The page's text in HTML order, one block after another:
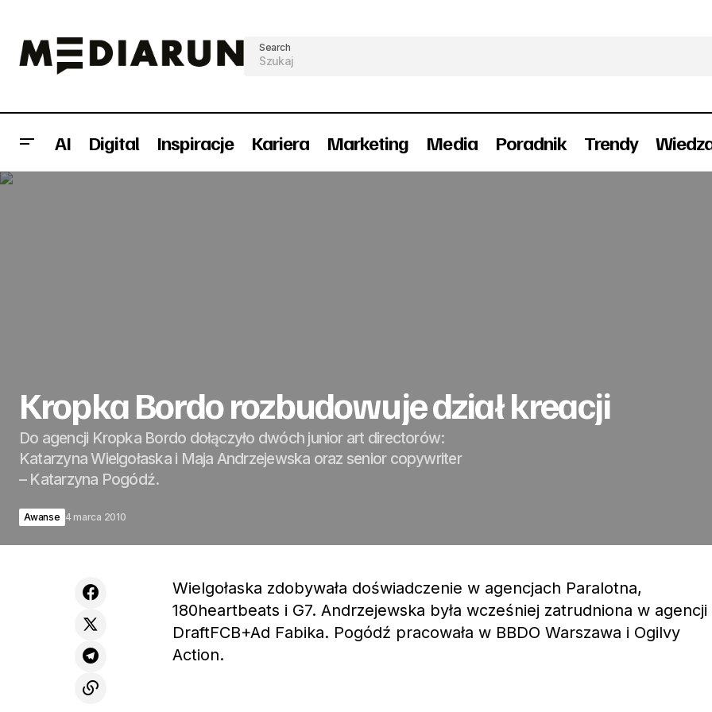
Search
AI Digital Inspiracje Kariera Marketing Media Poradnik Trendy
Kropka Bordo rozbudowuje dział kreacji
Do agencji Kropka Bordo dołączyło dwóch junior art directorów:
Katarzyna Wielgołaska i Maja Andrzejewska oraz senior copywriter
– Katarzyna Pogódź.
Awanse 4 marca 2010
Wielgołaska zdobywała doświadczenie w agencjach Paralotna,
180heartbeats i G7. Andrzejewska była wcześniej zatrudniona w agencji
DraftFCB+Ad Fabika. Pogódź pracowała w BBDO Warszawa i Ogilvy
Action.